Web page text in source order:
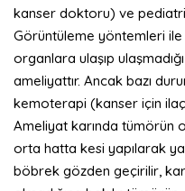
kanser doktoru) ve
Görüntüleme yöntemleri ile
organlara ulaşıp
ameliyattır. Ancak bazı
kemoterapi (kanser için
Ameliyat karında tümörün
orta hatta kesi yapılarak
böbrek gözden geçirilir,